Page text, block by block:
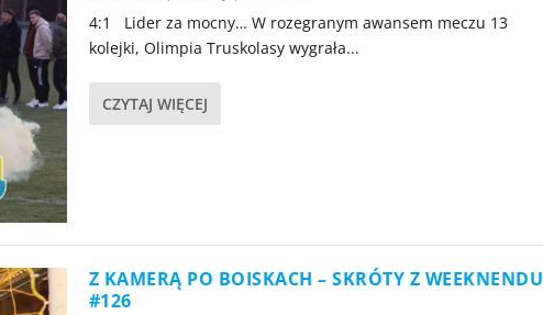
4:1 Lider za mocny… W rozegranym awansem meczu 13
kolejki, Olimpia Truskolasy wygrała...
CZYTAJ WIĘCEJ
Z KAMERĄ PO BOISKACH – SKRÓTY Z WEEKNENDU
#126